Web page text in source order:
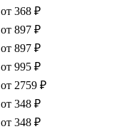
от 368 ₽
от 897 ₽
от 897 ₽
от 995 ₽
от 2759 ₽
от 348 ₽
от 348 ₽